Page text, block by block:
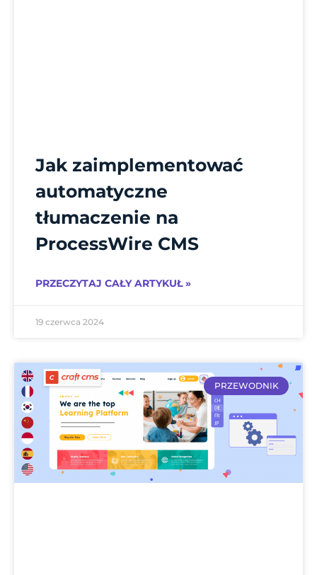
Jak zaimplementować
automatyczne
tłumaczenie na
ProcessWire CMS
PRZECZYTAJ CAŁY ARTYKUŁ »
19 czerwca 2024
PRZEWODNIK